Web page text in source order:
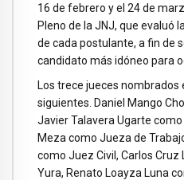
16 de febrero y el 24 de
Pleno de la JNJ, que evaluó
de cada postulante, a fin de
candidato más idóneo para
Los trece jueces nombrados
siguientes. Daniel Mango
Javier Talavera Ugarte
Meza como Jueza de
como Juez Civil, Carlos Cruz
Yura, Renato Loayza Luna